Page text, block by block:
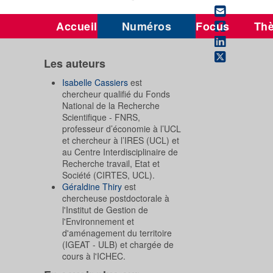
Accueil Numéros Focus
Les auteurs
Isabelle Cassiers est
chercheur qualifié du Fonds
National de la Recherche
Scientifique - FNRS,
professeur d’économie à l’UCL
et chercheur à l’IRES (UCL) et
au Centre Interdisciplinaire de
Recherche travail, Etat et
Société (CIRTES, UCL).
Géraldine Thiry est
chercheuse postdoctorale à
l'Institut de Gestion de
l'Environnement et
d'aménagement du territoire
(IGEAT - ULB) et chargée de
cours à l'ICHEC.